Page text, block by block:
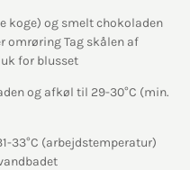
koge) og smelt chokoladen
omrøring Tag skålen af
for blusset
og afkøl til 29-30°C (min.
33°C (arbejdstemperatur)